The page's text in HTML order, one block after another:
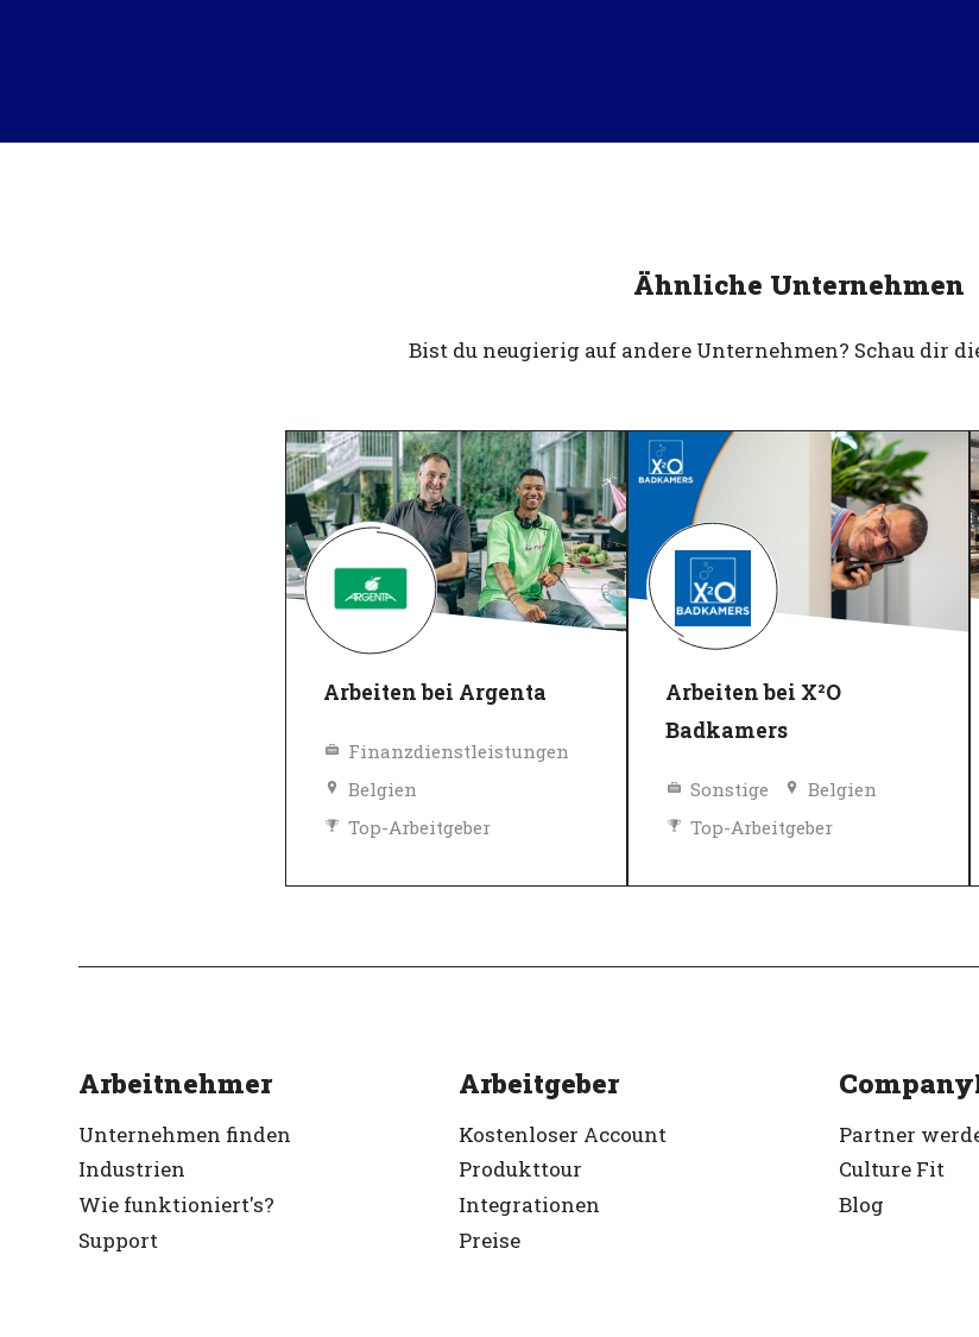
Ähnliche Unternehmen
Bist du neugierig auf andere Unternehmen? Schau dir
Arbeiten bei Argenta
Finanzdienstleistungen
Belgien
Top-Arbeitgeber
Arbeiten bei X²O
Badkamers
Sonstige
Belgien
Top-Arbeitgeber
Arbeitnehmer
Unternehmen finden
Industrien
Wie funktioniert's?
Support
Arbeitgeber
Kostenloser Account
Produkttour
Integrationen
Preise
Partner
Culture Fit
Blog